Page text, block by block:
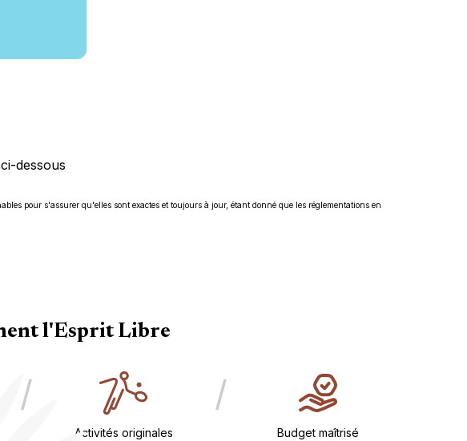
dessous
pour s'assurer qu'elles sont exactes et toujours à jour, étant donné que les réglementations en
l'Esprit Libre
/
Activités originales
/
Budget maîtrisé